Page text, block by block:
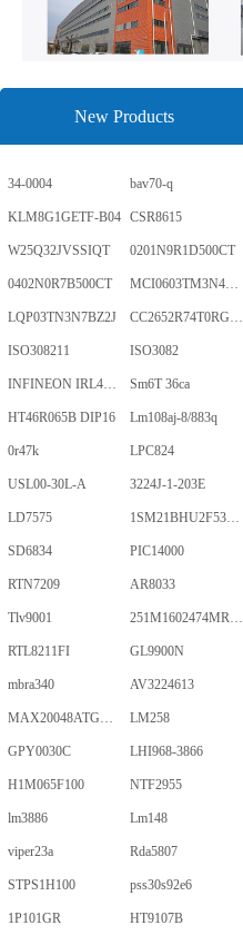
New Products
34-0004 bav70-q
KLM8G1GETF-B04 CSR8615
W25Q32JVSSIQT 0201N9R1D500CT
0402N0R7B500CT MCI0603TM3N4BHBP
LQP03TN3N7BZ2J CC2652R74T0RGZR
ISO308211 ISO3082
INFINEON IRL40SC228 Sm6T 36ca
HT46R065B DIP16 Lm108aj-8/883q
0r47k LPC824
USL00-30L-A 3224J-1-203E
LD7575 1SM21BHU2F53E2VGNE
SD6834 PIC14000
RTN7209 AR8033
Tlv9001 251M1602474MR09M
RTL8211FI GL9900N
mbra340 AV3224613
MAX20048ATGA/VY+ LM258
GPY0030C LHI968-3866
H1M065F100 NTF2955
lm3886 Lm148
viper23a Rda5807
STPS1H100 pss30s92e6
1P101GR HT9107B